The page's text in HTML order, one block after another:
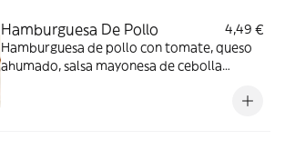
Hamburguesa De Pollo
4,49 €
Hamburguesa de pollo con tomate, queso
ahumado, salsa mayonesa de cebolla